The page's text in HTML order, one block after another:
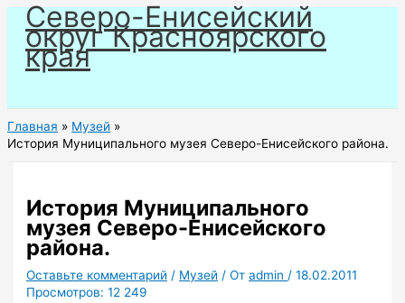
Перейти
содержимому
Северо-Енисейский
округ Красноярского
края
Главная
Музей
История Муниципального музея Северо-Енисейского района.
История Муниципального
музея Северо-Енисейского
района.
Оставьте комментарий / Музей / Отadmin /18.02.2011
Просмотров: 12 249